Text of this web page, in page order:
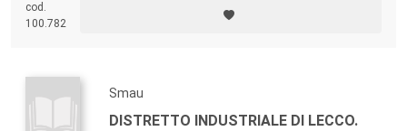
supporto fattivo a coloro che si occupano concretamente di
management
cod.
100.782
Smau
DISTRETTO INDUSTRIALE DI LECCO.